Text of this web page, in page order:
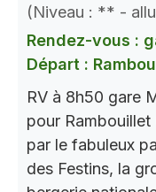
(Niveau : ** -
Rendez-vous :
Départ :
RV à 8h50 gare
pour
par le fabuleux
des Festins, la